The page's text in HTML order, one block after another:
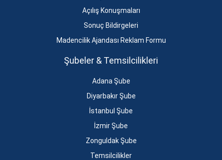
Açılış Konuşmaları
Sonuç Bildirgeleri
Madencilik Ajandası Reklam Formu
Şubeler & Temsilcilikleri
Adana Şube
Diyarbakır Şube
İstanbul Şube
İzmir Şube
Zonguldak Şube
Temsilcilikler